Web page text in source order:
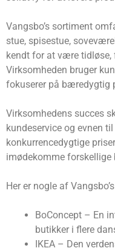
Vangsbo’s sortiment
stue, spisestue,
kendt for at være
Virksomheden bruger
fokuserer på bæredygtig
Virksomhedens succes
kundeservice og evnen
konkurrencedygtige
imødekomme forskellige
Her er nogle af
BoConcept – En
butikker i flere
IKEA – Den